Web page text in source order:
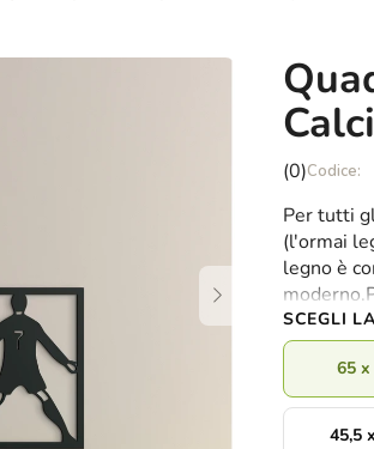
La
media
del
prodotto
è
0,0
su
stelle.
(0)
Per tutti
(l'ormai
legno è
SCEGLI
65 x
45,5